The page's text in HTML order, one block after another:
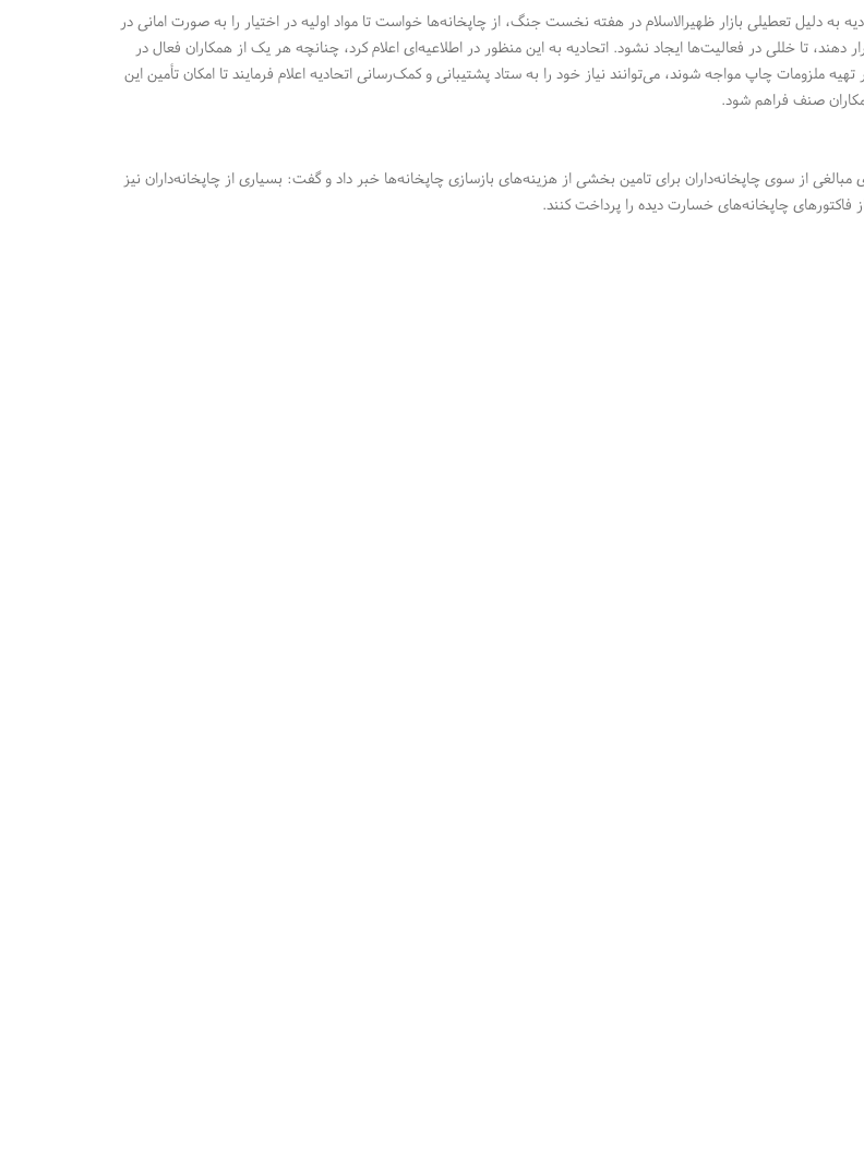
به دلیل تعطیلی بازار ظهیرالاسلام در هفته نخست جنگ‌، از چاپخانه‌ها خواست تا مواد اولیه در اختیار را به صورت امانی در
دهند،‌ تا خللی در فعالیت‌ها ایجاد نشود. اتحادیه به این منظور در اطلاعیه‌ای اعلام کرد،‌ چنانچه هر یک از همکاران فعال در
ملزومات چاپ مواجه شوند، می‌توانند نیاز خود را به ستاد پشتیبانی و کمک‌رسانی اتحادیه اعلام فرمایند تا امکان تأمین این
صنف فراهم شود.
از سوی چاپخانه‌داران برای تامین بخشی از هزینه‌های بازسازی چاپخانه‌ها خبر داد و گفت: بسیاری از چاپخانه‌داران نیز
فاکتورهای چاپخانه‌های خسارت دیده را پرداخت کنند.
● کاغذ و مقوای فانتزی ترنج ● رسا